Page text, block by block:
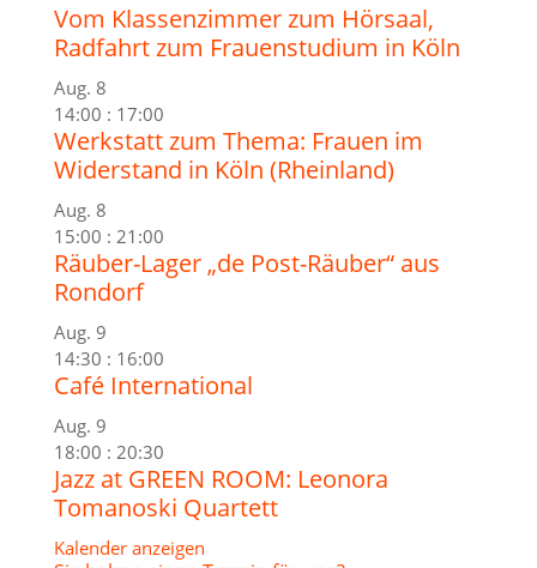
Vom Klassenzimmer zum Hörsaal,
Radfahrt zum Frauenstudium in Köln
Aug. 8
14:00 : 17:00
Werkstatt zum Thema: Frauen im
Widerstand in Köln (Rheinland)
Aug. 8
15:00 : 21:00
Räuber-Lager „de Post-Räuber“ aus
Rondorf
Aug. 9
14:30 : 16:00
Café International
Aug. 9
18:00 : 20:30
Jazz at GREEN ROOM: Leonora
Tomanoski Quartett
Kalender anzeigen